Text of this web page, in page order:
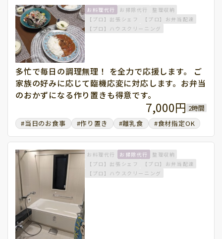
お料理代行 お掃除代行
整理収納
【プロ】出張シェフ
【プロ】お弁当配達
【プロ】ハウスクリーニング
多忙で毎日の調理無理！ を全力で応援します。 ご
家族の好みに応じて臨機応変に対応します。お弁当
のおかずになる作り置きも得意です。
7,000円 2時間
#当日のお食事
#作り置き #離乳食 #食材指定OK
お料理代行 お掃除代行
整理収納
【プロ】出張シェフ
【プロ】お弁当配達
【プロ】ハウスクリーニング